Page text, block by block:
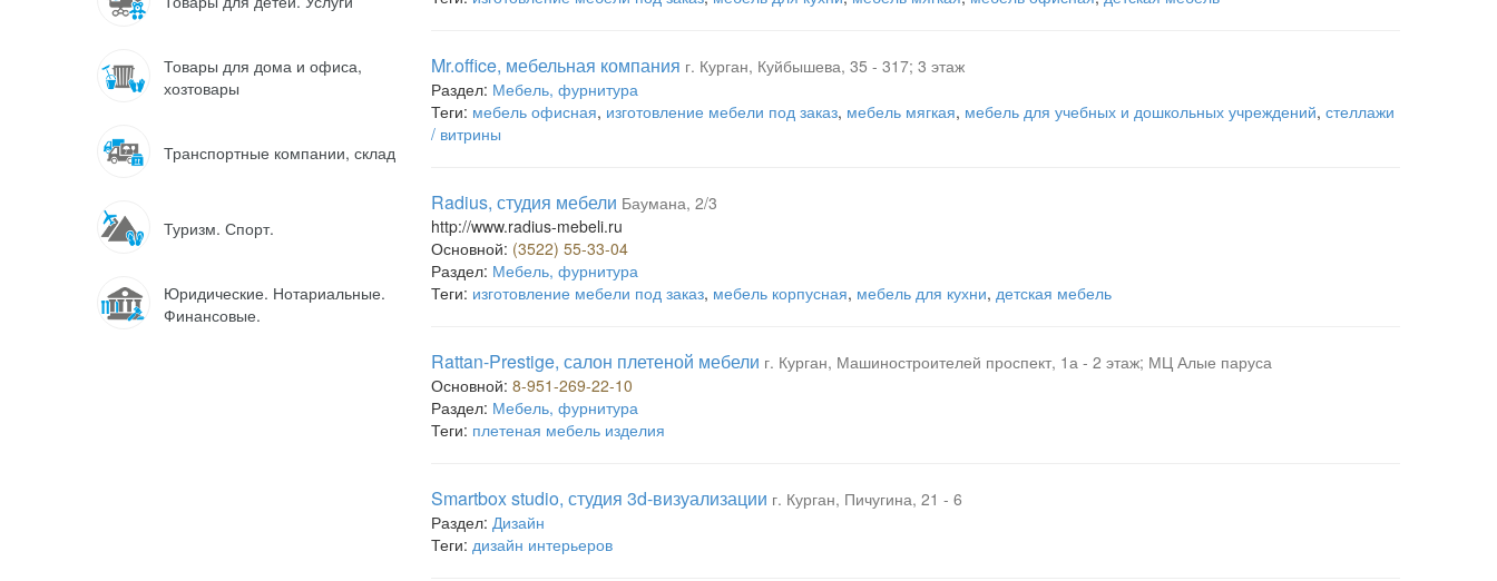
Товары для дома и офиса,
хозтовары
Транспортные компании, склад
Туризм. Спорт.
Юридические. Нотариальные.
Финансовые.
Mr.office, мебельная компания г. Курган, Куйбышева, 35 - 317; 3 этаж
Раздел: Мебель, фурнитура
Теги: мебель офисная, изготовление мебели под заказ, мебель мягкая, мебель для учебных и дошкольных учреждений, стеллажи
/ витрины
Radius, студия мебели Баумана, 2/3
http://www.radius-mebeli.ru
Основной: (3522) 55-33-04
Раздел: Мебель, фурнитура
Теги: изготовление мебели под заказ, мебель корпусная, мебель для кухни, детская мебель
Rattan-Prestige, салон плетеной мебели г. Курган, Машиностроителей проспект, 1а - 2 этаж; МЦ Алые паруса
Основной: 8-951-269-22-10
Раздел: Мебель, фурнитура
Теги: плетеная мебель изделия
Smartbox studio, студия 3d-визуализации г. Курган, Пичугина, 21 - 6
Раздел: Дизайн
Теги: дизайн интерьеров